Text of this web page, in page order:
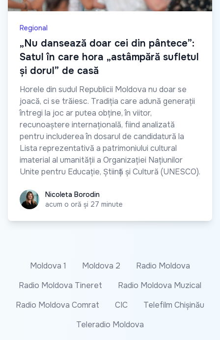
Regional
„Nu dansează doar cei din pântece”:
Satul în care hora „astâmpără sufletul
și dorul” de casă
Horele din sudul Republicii Moldova nu doar se
joacă, ci se trăiesc. Tradiția care adună generații
întregi la joc ar putea obține, în viitor,
recunoaștere internațională, fiind analizată
pentru includerea în dosarul de candidatură la
Lista reprezentativă a patrimoniului cultural
imaterial al umanității a Organizației Națiunilor
Unite pentru Educație, Știință și Cultură (UNESCO).
Nicoleta Borodin
Nicoleta Borodin
acum o oră și 27 minute
Moldova 1 Moldova 2
Radio Moldova
Radio Moldova Tineret
Radio Moldova Muzical
Radio Moldova Comrat
CIC
Telefilm Chișinău
Teleradio Moldova